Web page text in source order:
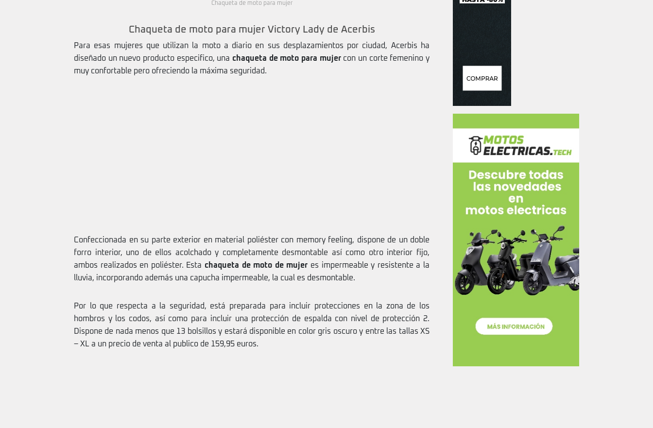
Chaqueta de moto para mujer
Chaqueta de moto para mujer Victory Lady de Acerbis
Para esas mujeres que utilizan la moto a diario en sus desplazamientos por ciudad, Acerbis ha
diseñado un nuevo producto especifico, una chaqueta de moto para mujercon un corte femenino y
muy confortable pero ofreciendo la máxima seguridad.
Confeccionada en su parte exterior en material poliéster con memory feeling, dispone de un doble
forro interior, uno de ellos acolchado y completamente desmontable así como otro interior fijo,
ambos realizados en poliéster. Esta chaqueta de moto de mujer es impermeable y resistente a la
lluvia, incorporando además una capucha impermeable, la cual es desmontable.
Por lo que respecta a la seguridad, está preparada para incluir protecciones en la zona de los
hombros y los codos, así como para incluir una protección de espalda con nivel de protección 2.
Dispone de nada menos que 13 bolsillos y estará disponible en color gris oscuro y entre las tallas XS
– XL a un precio de venta al publico de 159,95 euros.